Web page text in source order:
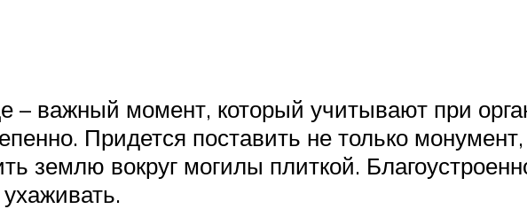
важный момент, который учитывают при
Придется поставить не только
землю вокруг могилы плиткой.